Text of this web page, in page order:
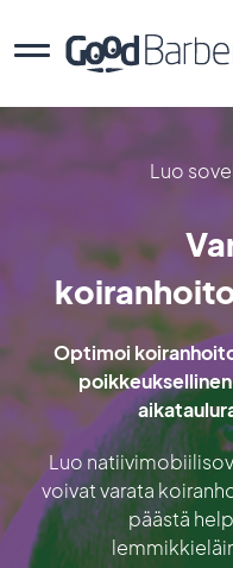
Luo
Optimoi
Luo
voivat varata
päästä